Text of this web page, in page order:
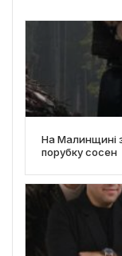
На Малинщині
порубку сосен